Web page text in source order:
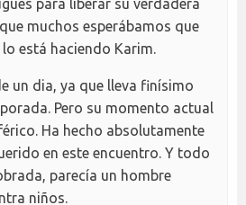
para liberar su verdadera
muchos esperábamos que
lo está haciendo Karim.
un dia, ya que lleva finísimo
Pero su momento actual
Ha hecho absolutamente
en este encuentro. Y todo
parecía un hombre
niños.